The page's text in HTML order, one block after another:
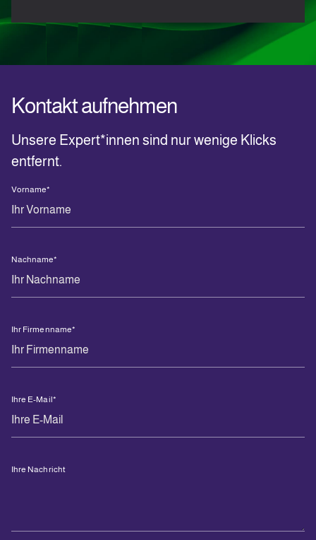
Kontakt aufnehmen
Unsere Expert*innen sind nur wenige Klicks
entfernt.
Vorname*
Nachname*
Ihr Firmenname*
Ihre E-Mail*
Ihre Nachricht